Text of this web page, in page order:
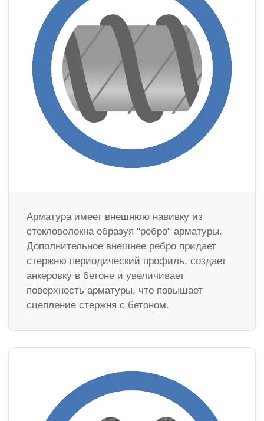
Арматура имеет внешнюю навивку из
стекловолокна образуя "ребро" арматуры.
Дополнительное внешнее ребро придает
стержню периодический профиль, создает
анкеровку в бетоне и увеличивает
поверхность арматуры, что повышает
сцепление стержня с бетоном.